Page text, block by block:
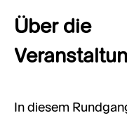
Über die
In diesem